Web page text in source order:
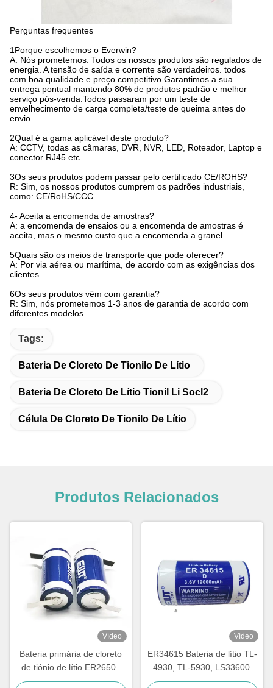
Perguntas frequentes
1Porque escolhemos o Everwin?
A: Nós prometemos: Todos os nossos produtos são regulados de
energia. A tensão de saída e corrente são verdadeiros. todos
com boa qualidade e preço competitivo.Garantimos a sua
entrega pontual mantendo 80% de produtos padrão e melhor
serviço pós-venda.Todos passaram por um teste de
envelhecimento de carga completa/teste de queima antes do
envio.
2Qual é a gama aplicável deste produto?
A: CCTV, todas as câmaras, DVR, NVR, LED, Roteador, Laptop e
conector RJ45 etc.
3Os seus produtos podem passar pelo certificado CE/ROHS?
R: Sim, os nossos produtos cumprem os padrões industriais,
como: CE/RoHS/CCC
4- Aceita a encomenda de amostras?
A: a encomenda de ensaios ou a encomenda de amostras é
aceita, mas o mesmo custo que a encomenda a granel
5Quais são os meios de transporte que pode oferecer?
A: Por via aérea ou marítima, de acordo com as exigências dos
clientes.
6Os seus produtos vêm com garantia?
R: Sim, nós prometemos 1-3 anos de garantia de acordo com
diferentes modelos
Tags:
Bateria De Cloreto De Tionilo De Lítio
Bateria De Cloreto De Lítio Tionil Li Socl2
Célula De Cloreto De Tionilo De Lítio
Produtos Relacionados
Vídeo
Bateria primária de cloreto
de tiónio de lítio ER26500
3.6V 8500mAh Bateria de
Vídeo
ER34615 Bateria de lítio TL-
4930, TL-5930, LS33600,
LS33600C, XL-200F, XL-